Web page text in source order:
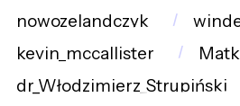
nowozelandczyk
kevin_mccallister
dr_Włodzimierz_Strupiński